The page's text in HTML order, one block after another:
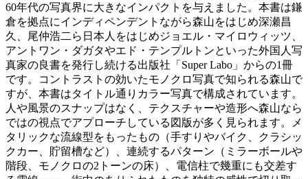
60年代の写真界に大きなインパクトを与えました。本書は鎌
倉を拠点にインディペンデントながら森山をはじめ深瀬昌
久、尾仲浩二ら日本人をはじめジョエル・マイロウィッツ、
アントワン・ダガタやエド・テンプルトンといった外国人写
真家の良書を発行し続ける出版社「Super Labo」からの1冊
です。コントラストの効いたモノクロ写真で知られる森山で
すが、本書はタイトル通りカラー写真で構成されています。
人や風景のスナップはなく、テクスチャーや造形へ森山なら
ではの視点でアプローチしている図版が多く見られます。メ
タリックな流線型をもったもの（手すりやバイク、クラシッ
クカー、貯留槽など）、連続するパターン（ミラーボールや
階段、モノクロの2トーンの床）、電信柱で幾重にも交差す